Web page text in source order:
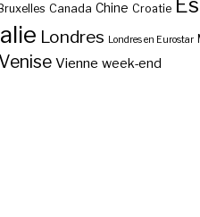
Canada Chine Croatie
Londres Londres en Eurostar
Venise Vienne week-end